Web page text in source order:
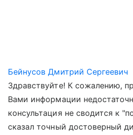
Бейнусов Дмитрий Сергеевич
Здравствуйте! К сожалению,
Вами информации
консультация не сводится к
сказал точный достоверный